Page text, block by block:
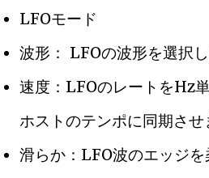
LFOモード
波形： LFOの波形を選択し
速度：LFOのレートをHz
ホストのテンポに同期させ
滑らか：LFO波のエッジ